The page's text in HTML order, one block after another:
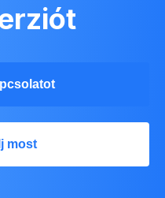
most